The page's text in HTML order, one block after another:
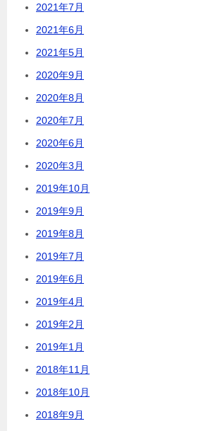
2021年7月
2021年6月
2021年5月
2020年9月
2020年8月
2020年7月
2020年6月
2020年3月
2019年10月
2019年9月
2019年8月
2019年7月
2019年6月
2019年4月
2019年2月
2019年1月
2018年11月
2018年10月
2018年9月